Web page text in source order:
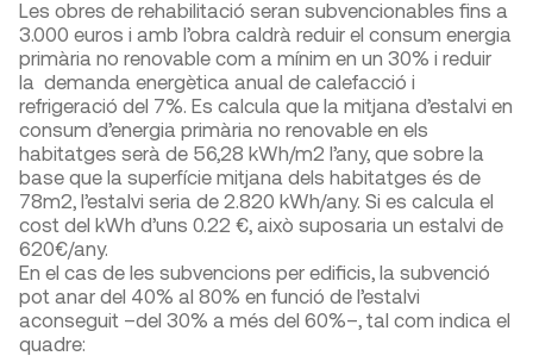
Les obres de rehabilitació seran subvencionables fins a
3.000 euros i amb l’obra caldrà reduir el consum energia
primària no renovable com a mínim en un 30% i reduir
la demanda energètica anual de calefacció i
refrigeració del 7%. Es calcula que la mitjana d’estalvi en
consum d’energia primària no renovable en els
habitatges serà de 56,28 kWh/m2 l’any, que sobre la
base que la superfície mitjana dels habitatges és de
78m2, l’estalvi seria de 2.820 kWh/any. Si es calcula el
cost del kWh d’uns 0.22 €, això suposaria un estalvi de
620€/any.
En el cas de les subvencions per edificis, la subvenció
pot anar del 40% al 80% en funció de l’estalvi
aconseguit –del 30% a més del 60%–, tal com indica el
quadre: